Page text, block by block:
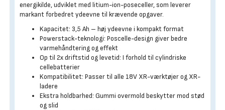
energikilde, udviklet med litium-ion-poseceller, som leverer
markant forbedret ydeevne til krævende opgaver.
Kapacitet: 3,5 Ah – høj ydeevne i kompakt format
Powerstack-teknologi: Poscelle-design giver bedre
varmehåndtering og effekt
Op til 2x driftstid og levetid: I forhold til cylindriske
cellebatterier
Kompatibilitet: Passer til alle 18V XR-værktøjer og XR-
ladere
Ekstra holdbarhed: Gummi overmold beskytter mod stød
og slid